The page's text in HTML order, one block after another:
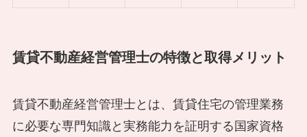
賃貸不動産経営管理士の特徴と取得メリット
賃貸不動産経営管理士とは、賃貸住宅の管理業務
に必要な専門知識と実務能力を証明する国家資格